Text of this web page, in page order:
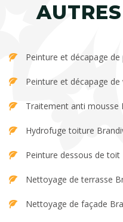
Peinture et décapage
Peinture et décapage
Traitement anti mousse
Hydrofuge toiture
Peinture dessous de toit
Nettoyage de terrasse
Nettoyage de façade